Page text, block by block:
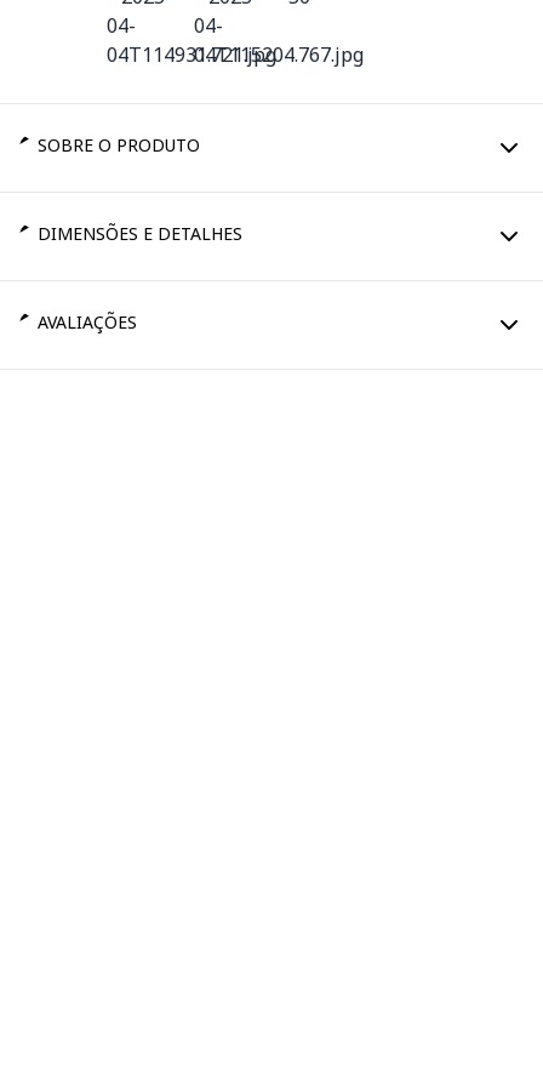
SOBRE O PRODUTO
DIMENSÕES E DETALHES
AVALIAÇÕES